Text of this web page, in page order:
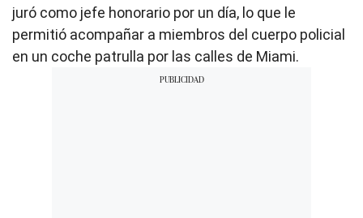
juró como jefe honorario por un día, lo que le
permitió acompañar a miembros del cuerpo policial
en un coche patrulla por las calles de Miami.